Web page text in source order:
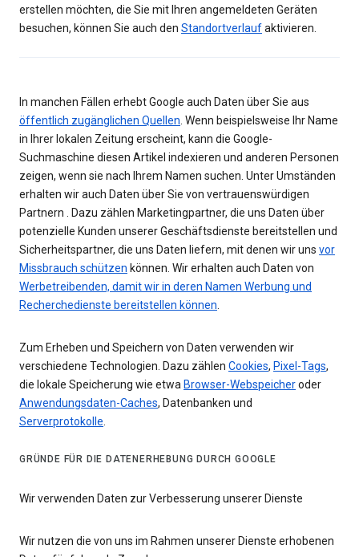
erstellen möchten, die Sie mit Ihren angemeldeten Geräten
besuchen, können Sie auch den Standortverlaufaktivieren.
In manchen Fällen erhebt Google auch Daten über Sie aus
öffentlich zugänglichen Quellen. Wenn beispielsweise Ihr Name
in Ihrer lokalen Zeitung erscheint, kann die Google-
Suchmaschine diesen Artikel indexieren und anderen Personen
zeigen, wenn sie nach Ihrem Namen suchen. Unter Umständen
erhalten wir auch Daten über Sie von vertrauenswürdigen
Partnern . Dazu zählen Marketingpartner, die uns Daten über
potenzielle Kunden unserer Geschäftsdienste bereitstellen und
Sicherheitspartner, die uns Daten liefern, mit denen wir uns vor
Missbrauch schützen können. Wir erhalten auch Daten von
Werbetreibenden, damit wir in deren Namen Werbung und
Recherchedienste bereitstellen können.
Zum Erheben und Speichern von Daten verwenden wir
verschiedene Technologien. Dazu zählen Cookies, Pixel-Tags,
die lokale Speicherung wie etwa Browser-Webspeicheroder
Anwendungsdaten-Caches, Datenbanken und
Serverprotokolle.
GRÜNDE FÜR DIE DATENERHEBUNG DURCH GOOGLE
Wir verwenden Daten zur Verbesserung unserer Dienste
Wir nutzen die von uns im Rahmen unserer Dienste erhobenen